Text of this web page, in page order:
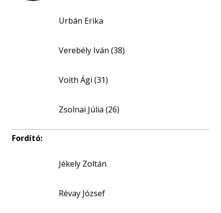
Urbán Erika
Verebély Iván (38)
Voith Ági (31)
Zsolnai Júlia (26)
Fordító:
Jékely Zoltán
Révay József